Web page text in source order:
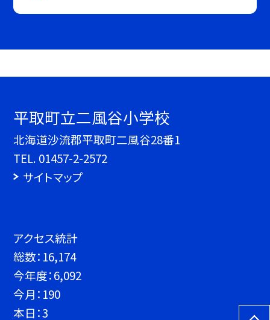
平取町立二風谷小学校
北海道沙流郡平取町二風谷28番1
TEL. 01457-2-2572
サイトマップ
アクセス統計
総数： 16,174
今年度：6,092
今月： 190
本日：3